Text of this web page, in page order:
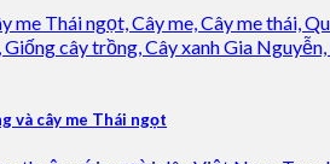
và cây me Thái ngọt